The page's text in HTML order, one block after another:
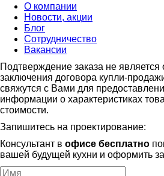
О компании
Новости, акции
Блог
Сотрудничество
Вакансии
Подтверждение заказа не
заключения договора купли-
свяжутся с Вами для
информации о характеристиках
стоимости.
Запишитесь на проектирование:
Консультант в офисе бесплатно
вашей будущей кухни и оформить